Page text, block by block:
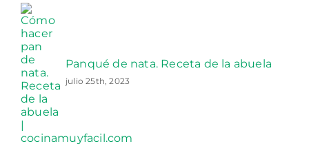
Panqué de nata. Receta de la abuela
julio 25th, 2023